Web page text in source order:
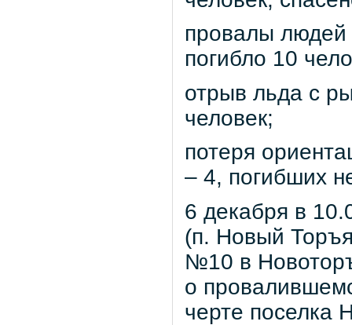
провалы людей
погибло 10
отрыв льда с
человек;
потеря
– 4, погибших
6 декабря в
(п. Новый
№10 в
о
черте поселка